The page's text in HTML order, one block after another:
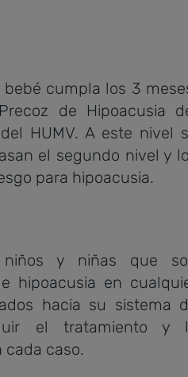
cumpla los 3
de Hipoacusia
HUMV. A este nivel
el segundo nivel y
para hipoacusia.
y niñas que
hipoacusia en
hacia su sistema
el tratamiento y
cada caso.